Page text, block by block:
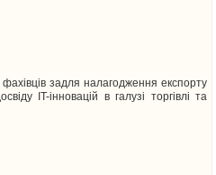
задля налагодження експорту
IT-інновацій в галузі торгівлі та